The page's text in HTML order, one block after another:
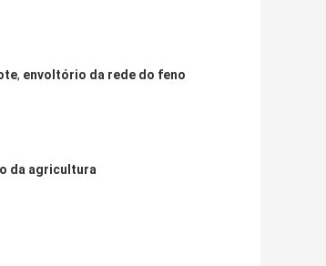
, envoltório da rede do feno
da agricultura